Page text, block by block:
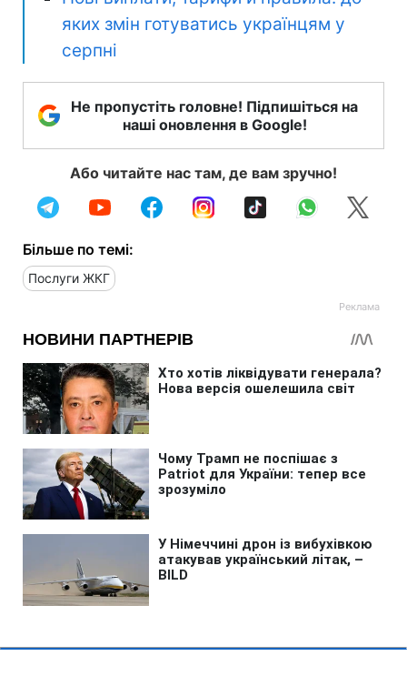
яких змін готуватись українцям у
серпні
Не пропустіть головне! Підпишіться на
наші оновлення в Google!
Або читайте нас там, де вам зручно!
Більше по темі:
Послуги ЖКГ